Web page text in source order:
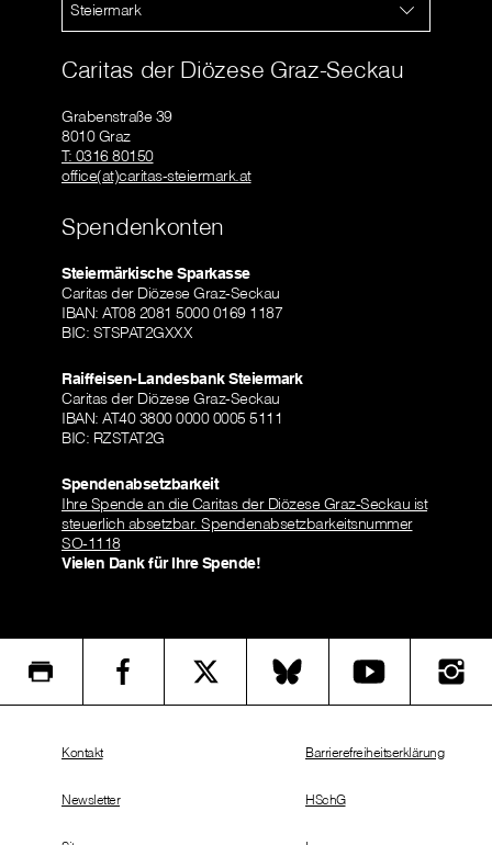
Steiermark
Caritas der Diözese Graz-Seckau
Grabenstraße 39
8010 Graz
T: 0316 80150
office(at)caritas-steiermark.at
Spendenkonten
Steiermärkische Sparkasse
Caritas der Diözese Graz-Seckau
IBAN: AT08 2081 5000 0169 1187
BIC: STSPAT2GXXX
Raiffeisen-Landesbank Steiermark
Caritas der Diözese Graz-Seckau
IBAN: AT40 3800 0000 0005 5111
BIC: RZSTAT2G
Spendenabsetzbarkeit
Ihre Spende an die Caritas der Diözese Graz-Seckau ist
steuerlich absetzbar. Spendenabsetzbarkeitsnummer
SO-1118
Vielen Dank für Ihre Spende!
Kontakt
Newsletter
Barrierefreiheitserklärung
HSchG